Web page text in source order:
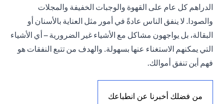
الدراهم كل عام على القهوة والوجبات الخفيفة والمجلات
والصودا. لا ينفق الناس عادةً في أمور مثل العناية بالأسنان أو
البقالة، بل يواجهون مشاكل مع الأشياء غير الضرورية – أي الأشياء
التي يمكنهم الاستغناء عنها بسهولة. والهدف من تتبع النفقات هو
فهم أين تنفق أموالك.
من فضلك أخبرنا عن انطباعك